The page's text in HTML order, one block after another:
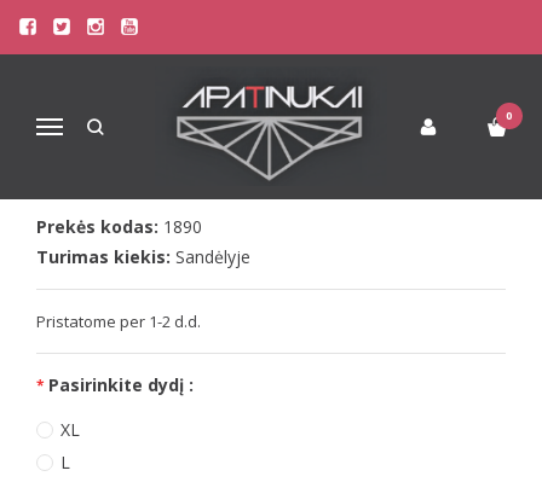
Navigacija
0
Pagrindinis Apatinis Trikotažas Vyrams
Doreanse vyriški spalvingi šortukai Freedom
DOREANSE VYRIŠKI SPALVINGI
ŠORTUKAI FREEDOM
Prekės kodas: 1890
Turimas kiekis: Sandėlyje
Pristatome per 1-2 d.d.
Pasirinkite dydį :
XL
L